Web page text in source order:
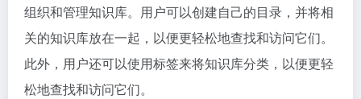
组织和管理知识库。用户可以创建自己的目录，并将相
关的知识库放在一起，以便更轻松地查找和访问它们。
此外，用户还可以使用标签来将知识库分类，以便更轻
松地查找和访问它们。